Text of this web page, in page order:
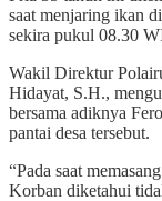
saat menjaring ikan
sekira pukul 08.30
Wakil Direktur
Hidayat, S.H.,
bersama adiknya
pantai desa tersebut.
“Pada saat
Korban diketahui